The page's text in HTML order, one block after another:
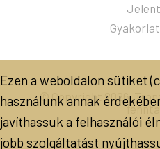
© Copyright 2026.
Ezen a weboldalon sütiket
használunk annak
javíthassuk a felhasználói
jobb szolgáltatást